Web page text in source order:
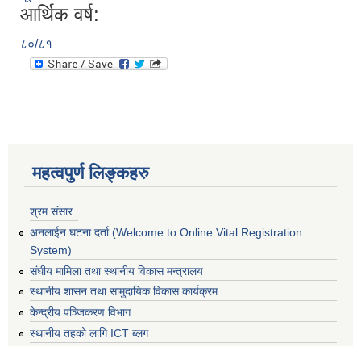
आर्थिक वर्ष:
८०/८१
महत्वपुर्ण लिङ्कहरु
श्रम संसार
अनलाईन घटना दर्ता (Welcome to Online Vital Registration
System)
संघीय मामिला तथा स्थानीय विकास मन्त्रालय
स्थानीय शासन तथा सामुदायिक विकास कार्यक्रम
केन्द्रीय पञ्जिकरण विभाग
स्थानीय तहको लागि ICT ब्लग